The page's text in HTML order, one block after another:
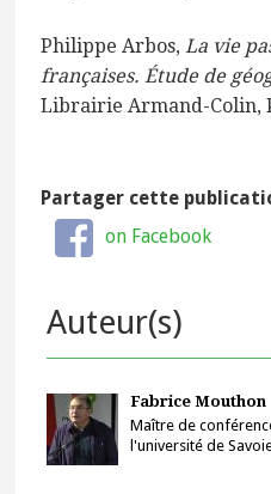
Philippe Arbos, La vie
françaises. Étude de
Librairie Armand-Colin,
Partager cette
on Facebook
Auteur(s)
Fabrice Mouthon
Maître de
l'université de